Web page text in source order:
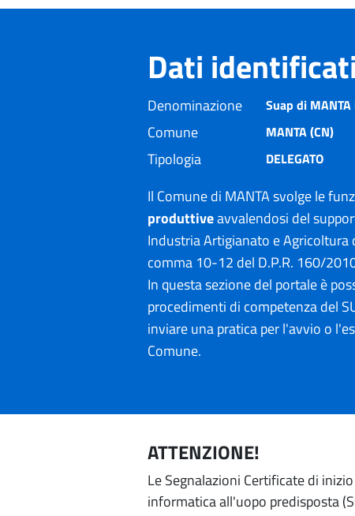
Dati
Denominazione Suap di
Comune MANTA (CN)
Tipologia DELEGATO
Il Comune di MANTA svolge le
produttiveavvalendosi del
Industria Artigianato e Agricoltura
comma 10-12 del D.P.R. 160/
In questa sezione del portale è
procedimenti di competenza del
inviare una pratica per l'avvio o
Comune.
ATTENZIONE!
Le Segnalazioni Certificate di
informatica all'uopo predisposta